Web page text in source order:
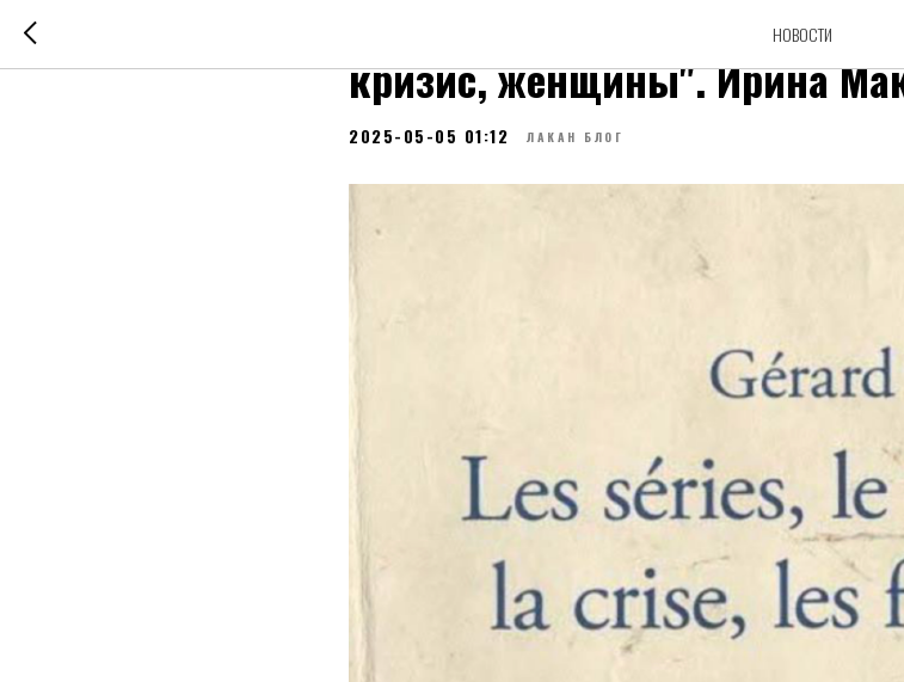
НОВОСТИ
Что почитать? - Жерара
кризис, женщины". Ирина
2025-05-05 01:12 ЛАКАН БЛОГ